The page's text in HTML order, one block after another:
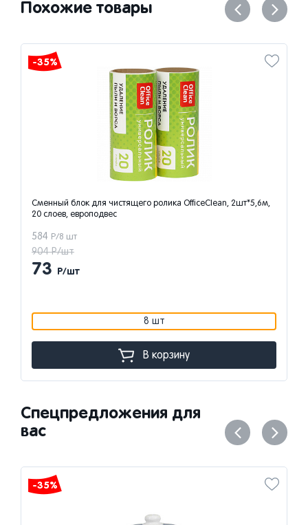
Похожие товары
-35%
Сменный блок для чистящего ролика OfficeClean, 2шт*5,6м,
20 слоев, европодвес
584 Р/8 шт
904 Р/шт
73 Р/шт
8 шт
В корзину
Спецпредложения для
вас
-35%